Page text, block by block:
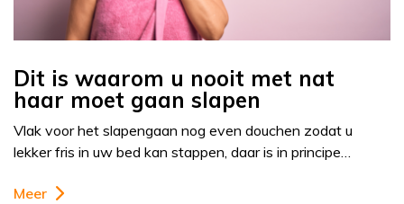
Dit is waarom u nooit met nat
haar moet gaan slapen
Vlak voor het slapengaan nog even douchen zodat u
lekker fris in uw bed kan stappen, daar is in principe…
Meer